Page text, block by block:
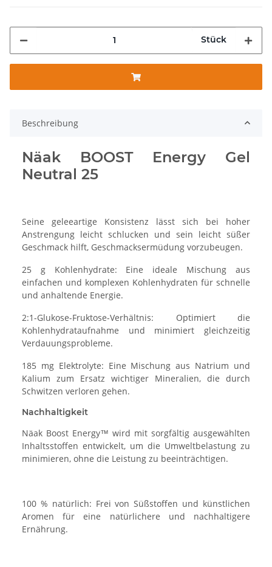
Stück
Beschreibung
Näak BOOST Energy Gel
Neutral 25
Seine geleeartige Konsistenz lässt sich bei hoher
Anstrengung leicht schlucken und sein leicht süßer
Geschmack hilft, Geschmacksermüdung vorzubeugen.
25 g Kohlenhydrate: Eine ideale Mischung aus
einfachen und komplexen Kohlenhydraten für schnelle
und anhaltende Energie.
2:1-Glukose-Fruktose-Verhältnis: Optimiert die
Kohlenhydrataufnahme und minimiert gleichzeitig
Verdauungsprobleme.
185 mg Elektrolyte: Eine Mischung aus Natrium und
Kalium zum Ersatz wichtiger Mineralien, die durch
Schwitzen verloren gehen.
Nachhaltigkeit
Näak Boost Energy™ wird mit sorgfältig ausgewählten
Inhaltsstoffen entwickelt, um die Umweltbelastung zu
minimieren, ohne die Leistung zu beeinträchtigen.
100 % natürlich: Frei von Süßstoffen und künstlichen
Aromen für eine natürlichere und nachhaltigere
Ernährung.